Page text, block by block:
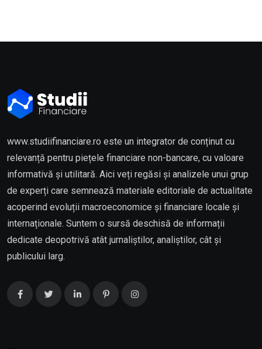
www.studiifinanciare.ro este un integrator de conținut cu
relevanță pentru piețele financiare non-bancare, cu valoare
informativă și utilitară. Aici veți regăsi și analizele unui grup
de experți care semnează materiale editoriale de actualitate
acoperind evoluții macroeconomice și financiare locale și
internaționale. Suntem o sursă deschisă de informații
dedicate deopotrivă atât jurnaliștilor, analiștilor, cât și
publicului larg.